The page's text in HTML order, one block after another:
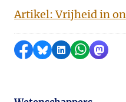
Artikel: Vrijheid in
Delen op Facebook
Delen via Bluesky
Delen opDelen via